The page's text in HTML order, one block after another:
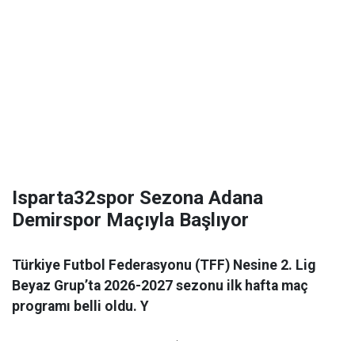
Isparta32spor Sezona Adana
Demirspor Maçıyla Başlıyor
Türkiye Futbol Federasyonu (TFF) Nesine 2. Lig
Beyaz Grup’ta 2026-2027 sezonu ilk hafta maç
programı belli oldu. Y